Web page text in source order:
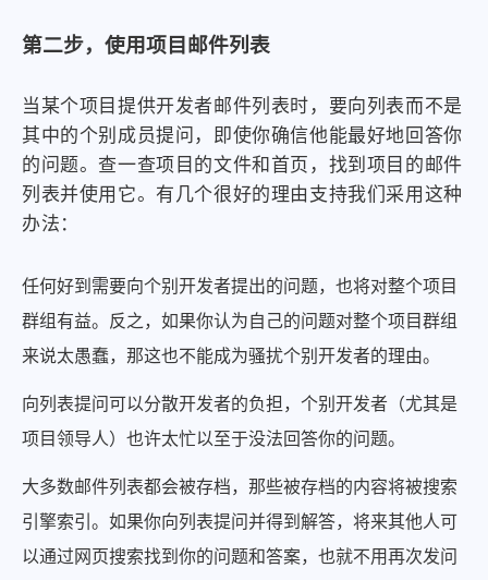
第二步，使用项目邮件列表
当某个项目提供开发者邮件列表时，要向列表而不是
其中的个别成员提问，即使你确信他能最好地回答你
的问题。查一查项目的文件和首页，找到项目的邮件
列表并使用它。有几个很好的理由支持我们采用这种
办法：
任何好到需要向个别开发者提出的问题，也将对整个项目
群组有益。反之，如果你认为自己的问题对整个项目群组
来说太愚蠢，那这也不能成为骚扰个别开发者的理由。
向列表提问可以分散开发者的负担，个别开发者（尤其是
项目领导人）也许太忙以至于没法回答你的问题。
大多数邮件列表都会被存档，那些被存档的内容将被搜索
引擎索引。如果你向列表提问并得到解答，将来其他人可
以通过网页搜索找到你的问题和答案，也就不用再次发问